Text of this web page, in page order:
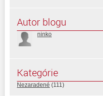
Autor blogu
ninko
Kategórie
Nezaradené (111)